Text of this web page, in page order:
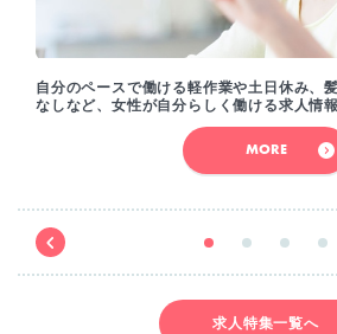
自分のペースで働ける軽作業や土日休み、
なしなど、女性が自分らしく働ける求人情
MORE
求人特集一覧へ